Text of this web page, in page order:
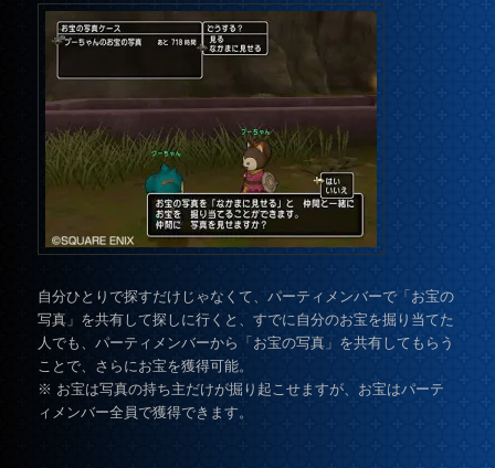
自分ひとりで探すだけじゃなくて、パーティメンバーで「お宝の
写真」を共有して探しに行くと、すでに自分のお宝を掘り当てた
人でも、パーティメンバーから「お宝の写真」を共有してもらう
ことで、さらにお宝を獲得可能。
※ お宝は写真の持ち主だけが掘り起こせますが、お宝はパーテ
ィメンバー全員で獲得できます。